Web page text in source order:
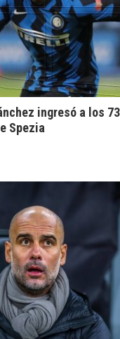
ingresó a los
Spezia